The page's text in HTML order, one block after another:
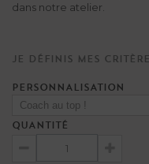
dans notre atelier.
Je définis mes
PERSONNALISATION
QUANTITÉ